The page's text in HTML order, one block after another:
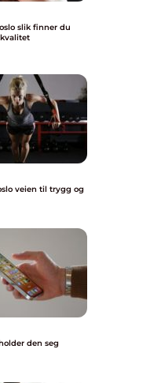
du
og